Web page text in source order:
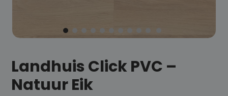
Landhuis Click PVC –
Natuur Eik